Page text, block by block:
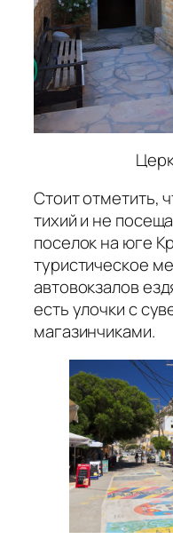
Стоит отметить,
тихий и не
поселок на юге
туристическое
автовокзалов
есть улочки с
магазинчиками.